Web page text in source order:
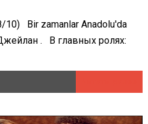
Bir zamanlar Anadolu'da
. В главных ролях: